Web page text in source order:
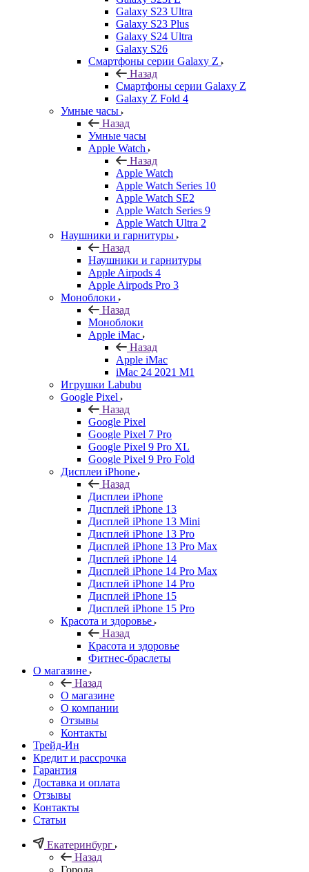
Galaxy S23 Ultra
Galaxy S23 Plus
Galaxy S24 Ultra
Galaxy S26
Смартфоны серии Galaxy Z
Назад
Смартфоны серии Galaxy Z
Galaxy Z Fold 4
Умные часы
Назад
Умные часы
Apple Watch
Назад
Apple Watch
Apple Watch Series 10
Apple Watch SE2
Apple Watch Series 9
Apple Watch Ultra 2
Наушники и гарнитуры
Назад
Наушники и гарнитуры
Apple Airpods 4
Apple Airpods Pro 3
Моноблоки
Назад
Моноблоки
Apple iMac
Назад
Apple iMac
iMac 24 2021 M1
Игрушки Labubu
Google Pixel
Назад
Google Pixel
Google Pixel 7 Pro
Google Pixel 9 Pro XL
Google Pixel 9 Pro Fold
Дисплеи iPhone
Назад
Дисплеи iPhone
Дисплей iPhone 13
Дисплей iPhone 13 Mini
Дисплей iPhone 13 Pro
Дисплей iPhone 13 Pro Max
Дисплей iPhone 14
Дисплей iPhone 14 Pro Max
Дисплей iPhone 14 Pro
Дисплей iPhone 15
Дисплей iPhone 15 Pro
Красота и здоровье
Назад
Красота и здоровье
Фитнес-браслеты
О магазине
Назад
О магазине
О компании
Отзывы
Контакты
Трейд-Ин
Кредит и рассрочка
Гарантия
Доставка и оплата
Отзывы
Контакты
Статьи
Екатеринбург
Назад
Города